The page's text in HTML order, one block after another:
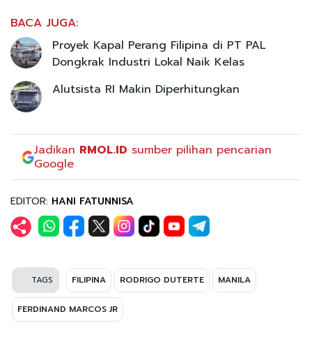
BACA JUGA:
Proyek Kapal Perang Filipina di PT PAL
Dongkrak Industri Lokal Naik Kelas
Alutsista RI Makin Diperhitungkan
Jadikan RMOL.ID sumber pilihan pencarian
Google
EDITOR: HANI FATUNNISA
TAGS FILIPINA RODRIGO DUTERTE MANILA
FERDINAND MARCOS JR